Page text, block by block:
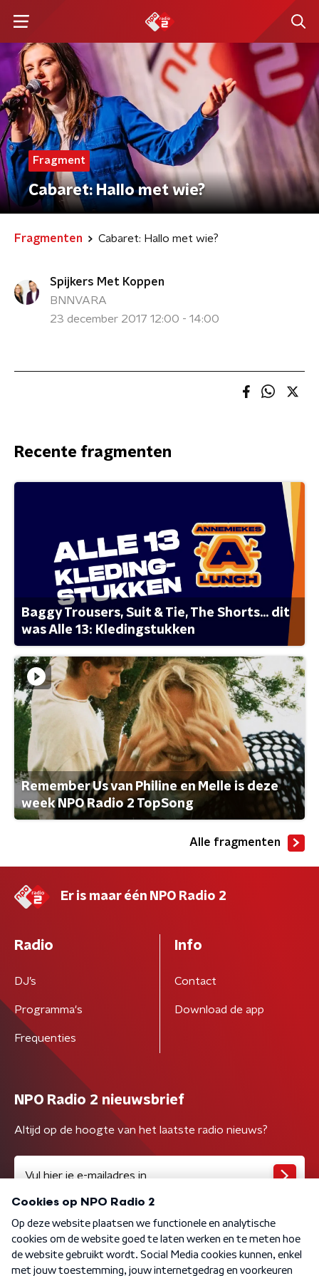
Fragment
Cabaret: Hallo met wie?
Fragmenten Cabaret: Hallo met wie?
Spijkers Met Koppen
BNNVARA
23 december 2017 12:00 - 14:00
Recente fragmenten
Baggy Trousers, Suit & Tie, The Shorts... dit
was Alle 13: Kledingstukken
Remember Us van Philine en Melle is deze
week NPO Radio 2 TopSong
Alle fragmenten
Er is maar één NPO Radio 2
Radio
DJ’s
Programma's
Frequenties
Info
Contact
Download de app
NPO Radio 2 nieuwsbrief
Altijd op de hoogte van het laatste radio nieuws?
Algemene voorwaarden